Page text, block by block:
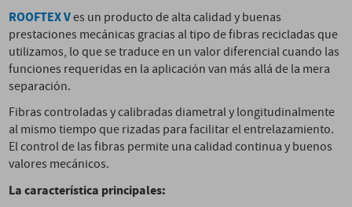
ROOFTEX Ves un producto de alta calidad y buenas
prestaciones mecánicas gracias al tipo de fibras recicladas que
utilizamos, lo que se traduce en un valor diferencial cuando las
funciones requeridas en la aplicación van más allá de la mera
separación.
Fibras controladas y calibradas diametral y longitudinalmente
al mismo tiempo que rizadas para facilitar el entrelazamiento.
El control de las fibras permite una calidad continua y buenos
valores mecánicos.
La característica principales: